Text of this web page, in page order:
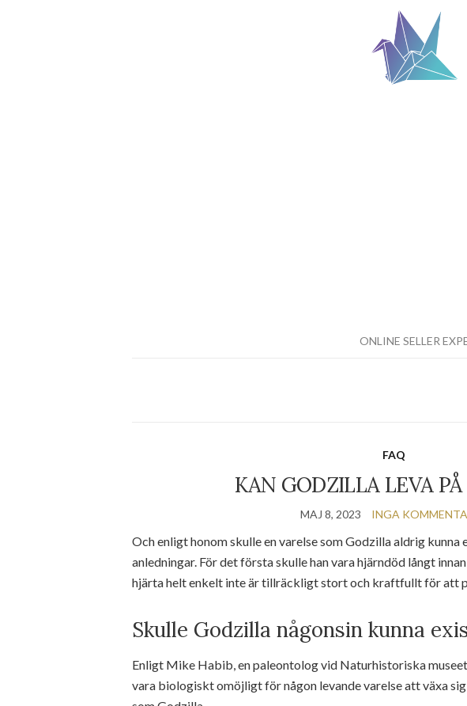
ONLINE SELLER
FAQ
KAN GODZILLA LEVA PÅ
MAJ 8, 2023 INGA
Och enligt honom skulle en varelse som Godzilla aldrig
anledningar. För det första skulle han vara hjärndöd långt
hjärta helt enkelt inte är tillräckligt stort och kraftfullt för att
Skulle Godzilla någonsin kunna
Enligt Mike Habib, en paleontolog vid Naturhistoriska
vara biologiskt omöjligt för någon levande varelse att växa